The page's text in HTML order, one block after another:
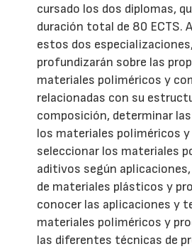
cursado los dos diplomas,
duración total de 80 ECTS.
estos dos
profundizarán sobre las
materiales poliméricos y
relacionadas con su
composición, determinar
los materiales poliméricos
seleccionar los materiales
aditivos según
de materiales plásticos y
conocer las aplicaciones y
materiales poliméricos y
las diferentes técnicas de